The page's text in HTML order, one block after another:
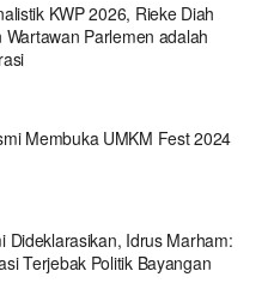
KWP 2026, Rieke Diah
Parlemen adalah
Membuka UMKM Fest 2024
Dideklarasikan, Idrus Marham:
Terjebak Politik Bayangan